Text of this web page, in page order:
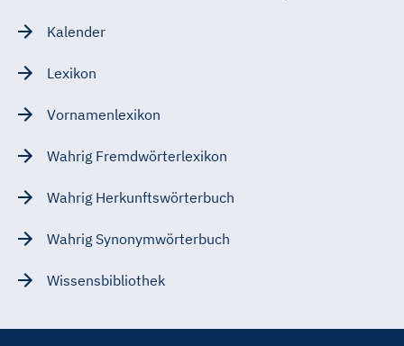
Kalender
Lexikon
Vornamenlexikon
Wahrig Fremdwörterlexikon
Wahrig Herkunftswörterbuch
Wahrig Synonymwörterbuch
Wissensbibliothek